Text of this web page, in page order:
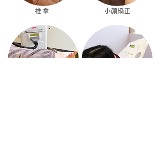
推拿 ​小顔矯正